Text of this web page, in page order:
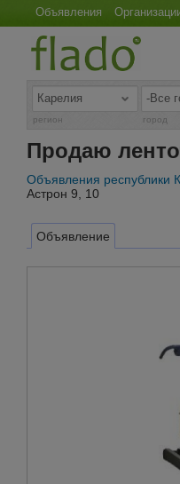
Объявления
регион город
Продаю
Объявления республики
Астрон 9, 10
Объявление